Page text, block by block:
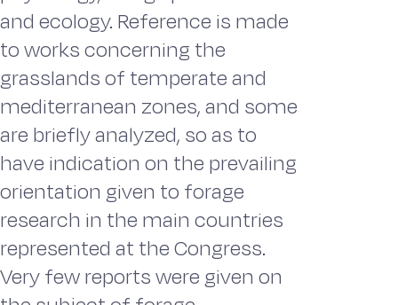
and ecology. Reference is made
to works concerning the
grasslands of temperate and
mediterranean zones, and some
are briefly analyzed, so as to
have indication on the prevailing
orientation given to forage
research in the main countries
represented at the Congress.
Very few reports were given on